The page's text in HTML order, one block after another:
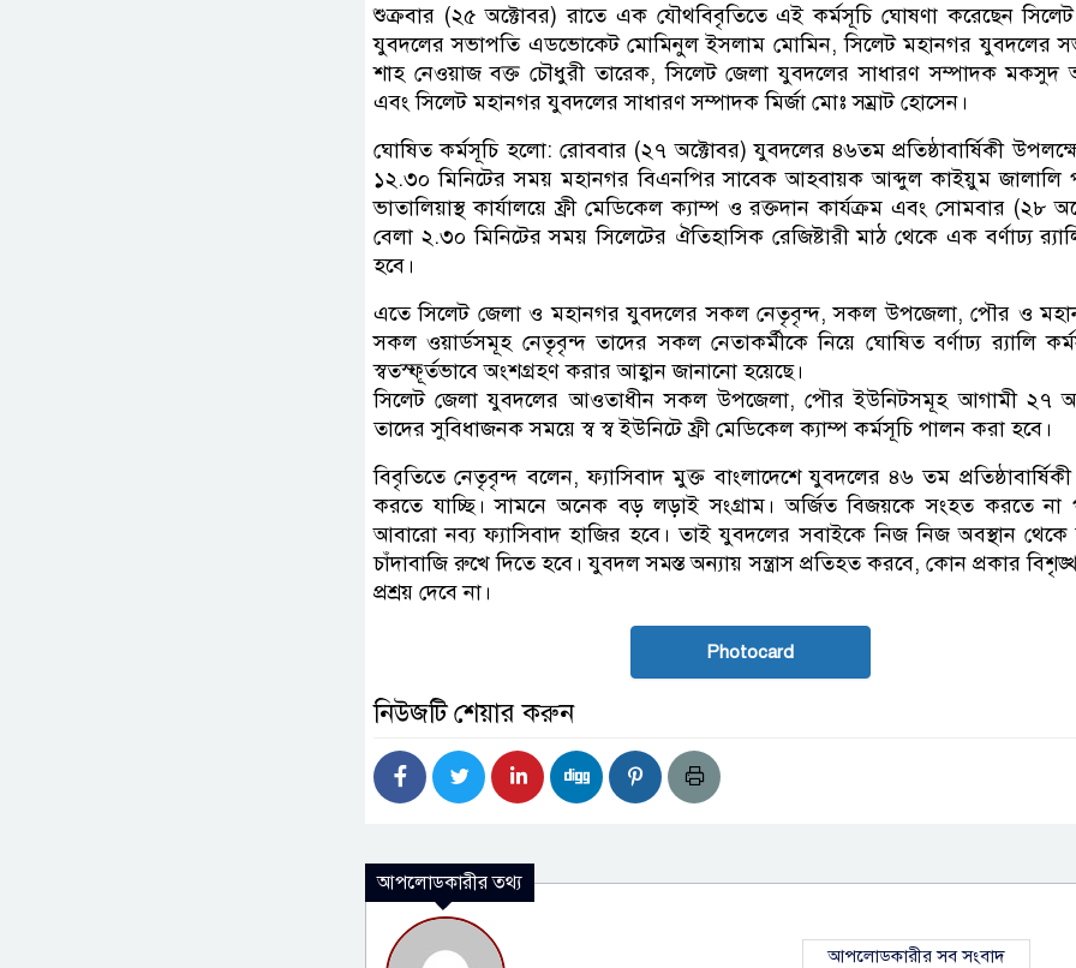
শুক্রবার (২৫ অক্টোবর) রাতে এক যৌথবিবৃতিতে এই কর্মসূচি ঘোষণা করেছেন
যুবদলের সভাপতি এডভোকেট মোমিনুল ইসলাম মোমিন, সিলেট মহানগর যুবদলের
শাহ নেওয়াজ বক্ত চৌধুরী তারেক, সিলেট জেলা যুবদলের সাধারণ সম্পাদক
এবং সিলেট মহানগর যুবদলের সাধারণ সম্পাদক মির্জা মোঃ সম্রাট হোসেন।
ঘোষিত কর্মসূচি হলো: রোববার (২৭ অক্টোবর) যুবদলের ৪৬তম প্রতিষ্ঠাবার্ষিকী
১২.৩০ মিনিটের সময় মহানগর বিএনপির সাবেক আহবায়ক আব্দুল কাইয়ুম জালালি
ভাতালিয়াস্থ কার্যালয়ে ফ্রী মেডিকেল ক্যাম্প ও রক্তদান কার্যক্রম এবং সোমবার (২৮
বেলা ২.৩০ মিনিটের সময় সিলেটের ঐতিহাসিক রেজিষ্টারী মাঠ থেকে এক বর্ণাঢ্য
হবে।
এতে সিলেট জেলা ও মহানগর যুবদলের সকল নেতৃবৃন্দ, সকল উপজেলা, পৌর ও
সকল ওয়ার্ডসমূহ নেতৃবৃন্দ তাদের সকল নেতাকর্মীকে নিয়ে ঘোষিত বর্ণাঢ্য র‌্যালি
স্বতস্ফূর্তভাবে অংশগ্রহণ করার আহ্বান জানানো হয়েছে।
সিলেট জেলা যুবদলের আওতাধীন সকল উপজেলা, পৌর ইউনিটসমূহ আগামী ২৭
তাদের সুবিধাজনক সময়ে স্ব স্ব ইউনিটে ফ্রী মেডিকেল ক্যাম্প কর্মসূচি পালন করা হবে।
বিবৃতিতে নেতৃবৃন্দ বলেন, ফ্যাসিবাদ মুক্ত বাংলাদেশে যুবদলের ৪৬ তম
করতে যাচ্ছি। সামনে অনেক বড় লড়াই সংগ্রাম। অর্জিত বিজয়কে সংহত করতে না
আবারো নব্য ফ্যাসিবাদ হাজির হবে। তাই যুবদলের সবাইকে নিজ নিজ অবস্থান থেকে
চাঁদাবাজি রুখে দিতে হবে। যুবদল সমস্ত অন্যায় সন্ত্রাস প্রতিহত করবে, কোন প্রকার
প্রশ্রয় দেবে না।
Photocard
নিউজটি শেয়ার করুন
আপলোডকারীর তথ্য
আপলোডকারীর সব সংবাদ